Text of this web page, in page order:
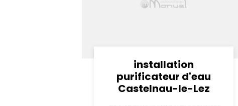
installation
purificateur d'eau
Castelnau-le-Lez